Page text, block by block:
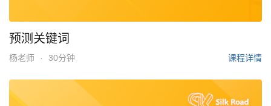
预测关键词
杨老师 · 30分钟 课程详情